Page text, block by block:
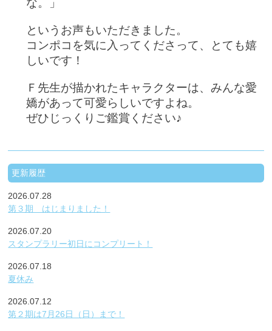
な。
」
というお声もいただきました。
コンポコを気に入ってくださって、とても嬉
しいです！
Ｆ先生が描かれたキャラクターは、みんな愛
嬌があって可愛らしいですよね。
ぜひじっくりご鑑賞ください♪
更新履歴
2026.07.28
第３期 はじまりました！
2026.07.20
スタンプラリー初日にコンプリート！
2026.07.18
夏休み
2026.07.12
第２期は7月26日（日）まで！